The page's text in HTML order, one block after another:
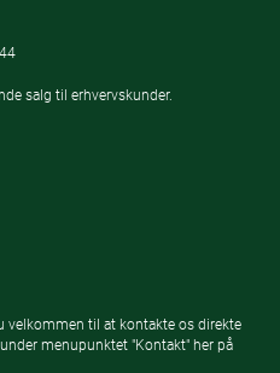
salg til erhvervskunder.
velkommen til at kontakte os direkte
menupunktet "Kontakt" her på